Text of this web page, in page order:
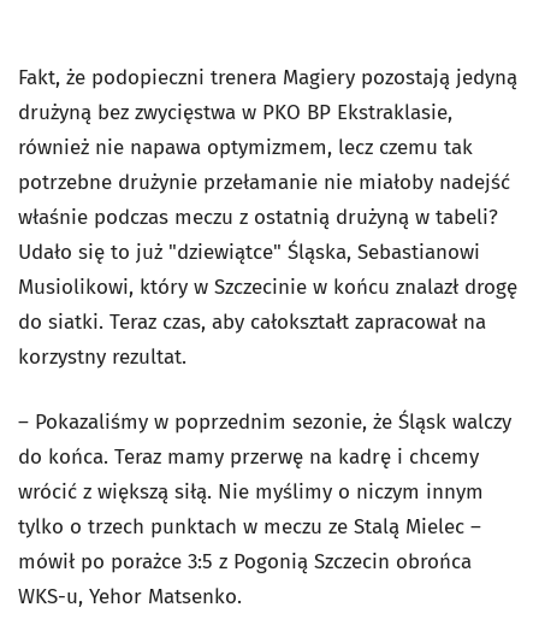
Fakt, że podopieczni trenera Magiery pozostają jedyną
drużyną bez zwycięstwa w PKO BP Ekstraklasie,
również nie napawa optymizmem, lecz czemu tak
potrzebne drużynie przełamanie nie miałoby nadejść
właśnie podczas meczu z ostatnią drużyną w tabeli?
Udało się to już "dziewiątce" Śląska, Sebastianowi
Musiolikowi, który w Szczecinie w końcu znalazł drogę
do siatki. Teraz czas, aby całokształt zapracował na
korzystny rezultat.
– Pokazaliśmy w poprzednim sezonie, że Śląsk walczy
do końca. Teraz mamy przerwę na kadrę i chcemy
wrócić z większą siłą. Nie myślimy o niczym innym
tylko o trzech punktach w meczu ze Stalą Mielec –
mówił po porażce 3:5 z Pogonią Szczecin obrońca
WKS-u, Yehor Matsenko.